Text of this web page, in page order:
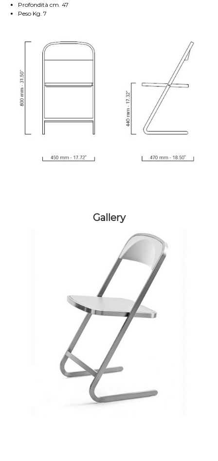
Profondità cm. 47
Peso Kg. 7
Gallery